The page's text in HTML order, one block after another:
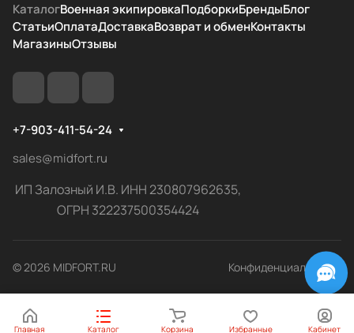
КаталогВоенная экипировкаПодборкиБрендыБлог
СтатьиОплатаДоставкаВозврат и обменКонтакты
МагазиныОтзывы
+7-903-411-54-24
sales@midfort.ru
ИП Залозный И.В. ИНН 230807962635,
ОГРН 322237500354424
© 2026 MIDFORT.RU Конфиденциальность
Главная Каталог Корзина Избранные Кабинет